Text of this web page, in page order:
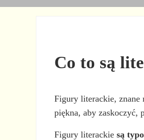
Co to są
Figury literackie,
piękna, aby zaskoczyć,
Figury literackiesą